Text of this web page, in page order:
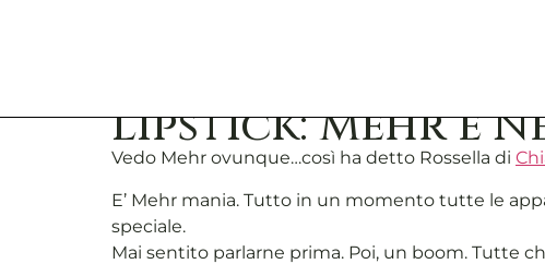
Lipstick: Mehr e
Vedo Mehr ovunque…così ha detto Rossella di
E’ Mehr mania. Tutto in un momento tutte le
speciale.
Mai sentito parlarne prima. Poi, un boom. Tutte